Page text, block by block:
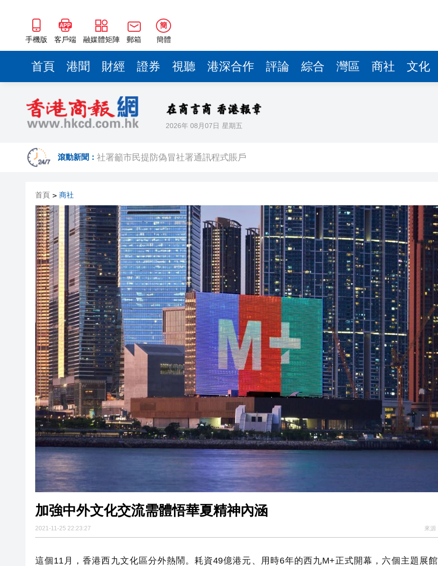
手機版 客戶端 融媒體矩陣 郵箱
簡
簡體
首頁 港聞 財經 證券 視聽 港深合作 評論 綜合 灣區 商社 文化
2026年 08月07日 星期五
滾動新聞： 社署籲市民提防偽冒社署通訊程式賬戶
波黑130年歷史鋼廠走向破產重組 逾1500工人或失業
日本2027國防預算申請近9萬億日圓創新高 應對新型作戰方式
相約深圳，見證奇蹟 「熱帶雨林」文藝生態展現國際傳播力量
美勞動力市場迅速降溫 美元指數跌至兩個月低位
首頁 > 商社
加強中外文化交流需體悟華夏精神內涵
2021-11-25 22:23:27 來源
這個11月，香港西九文化區分外熱鬧。耗資49億港元、用時6年的西九M+正式開幕，六個主題展